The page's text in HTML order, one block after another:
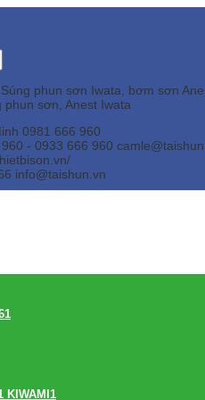
Súng phun sơn Iwata, bơm sơn
phun sơn, Anest Iwata
0981 666 960
- 0933 666 960
info@taishun.vn
KIWAMI1